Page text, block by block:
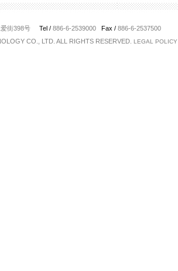
爱街398号 Tel / 886-6-2539000 Fax / 886-6-2537500
CO., LTD. ALL RIGHTS RESERVED.
LEGAL POLICY